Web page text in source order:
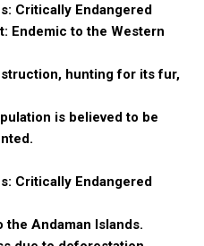
Critically Endangered
Endemic to the Western
hunting for its fur,
is believed to be
Critically Endangered
the Andaman Islands.